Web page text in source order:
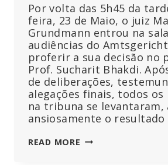
Por volta das 5h45 da
feira, 23 de Maio, o juiz
Grundmann entrou na
audiências do
proferir a sua decisão no
Prof. Sucharit Bhakdi.
de deliberações,
alegações finais, todos os
na tribuna se levantaram,
ansiosamente o resultado
READ MORE O